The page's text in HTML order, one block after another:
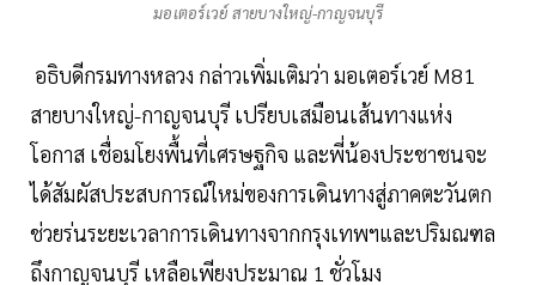
มอเตอร์เวย์ สายบางใหญ่-กาญจนบุรี
อธิบดีกรมทางหลวง กล่าวเพิ่มเติมว่า มอเตอร์เวย์ M81
สายบางใหญ่-กาญจนบุรี เปรียบเสมือนเส้นทางแห่ง
โอกาส เชื่อมโยงพื้นที่เศรษฐกิจ และพี่น้องประชาชนจะ
ได้สัมผัสประสบการณ์ใหม่ของการเดินทางสู่ภาคตะวันตก
ช่วยร่นระยะเวลาการเดินทางจากกรุงเทพฯและปริมณฑล
ถึงกาญจนบุรี เหลือเพียงประมาณ 1 ชั่วโมง